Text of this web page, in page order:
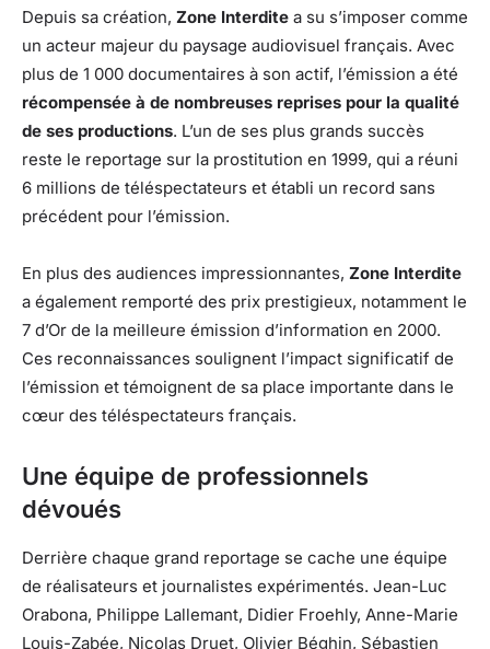
Depuis sa création, Zone Interdite a su s’imposer comme
un acteur majeur du paysage audiovisuel français. Avec
plus de 1 000 documentaires à son actif, l’émission a été
récompensée à de nombreuses reprises pour la qualité
de ses productions. L’un de ses plus grands succès
reste le reportage sur la prostitution en 1999, qui a réuni
6 millions de téléspectateurs et établi un record sans
précédent pour l’émission.
En plus des audiences impressionnantes, Zone Interdite
a également remporté des prix prestigieux, notamment le
7 d’Or de la meilleure émission d’information en 2000.
Ces reconnaissances soulignent l’impact significatif de
l’émission et témoignent de sa place importante dans le
cœur des téléspectateurs français.
Une équipe de professionnels
dévoués
Derrière chaque grand reportage se cache une équipe
de réalisateurs et journalistes expérimentés. Jean-Luc
Orabona, Philippe Lallemant, Didier Froehly, Anne-Marie
Louis-Zabée, Nicolas Druet, Olivier Béghin, Sébastien